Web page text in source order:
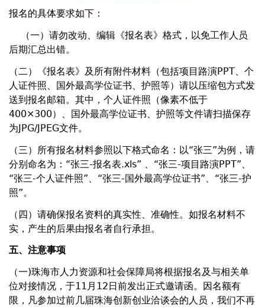
报名的具体要求如下：
（一）请勿改动、编辑《报名表》格式，以免工作人员
后期汇总出错。
（二）《报名表》及所有附件材料（包括项目路演PPT、个
人证件照、国外最高学位证书、护照等）请以压缩包方式发
送到报名邮箱。其中，个人证件照（像素不低于
400×300）、国外最高学位证书、护照等文件请扫描保存
为JPG/JPEG文件。
（三）所有报名材料参照以下格式命名：以“张三”为例，请
分别命名为：“张三-报名表.xls” 、“张三-项目路演PPT”、
“张三-个人证件照”、“张三-国外最高学位证书”、“张三-护
照”。
（四）请确保报名资料的真实性、准确性。如报名材料不
实，产生的后果由报名者自行承担。
五、注意事项
（一)珠海市人力资源和社会保障局将根据报名及与相关单
位对接情况，于11月12日前发出正式邀请函。因名额有
限，凡参加过前几届珠海创新创业洽谈会的人员，我们不再